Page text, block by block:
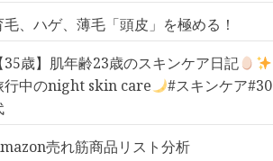
毛、ハゲ、薄毛「頭皮」を極める！
35歳】肌年齢23歳のスキンケア日記
行中のnight skin care
#スキンケア#30
売れ筋商品リスト分析